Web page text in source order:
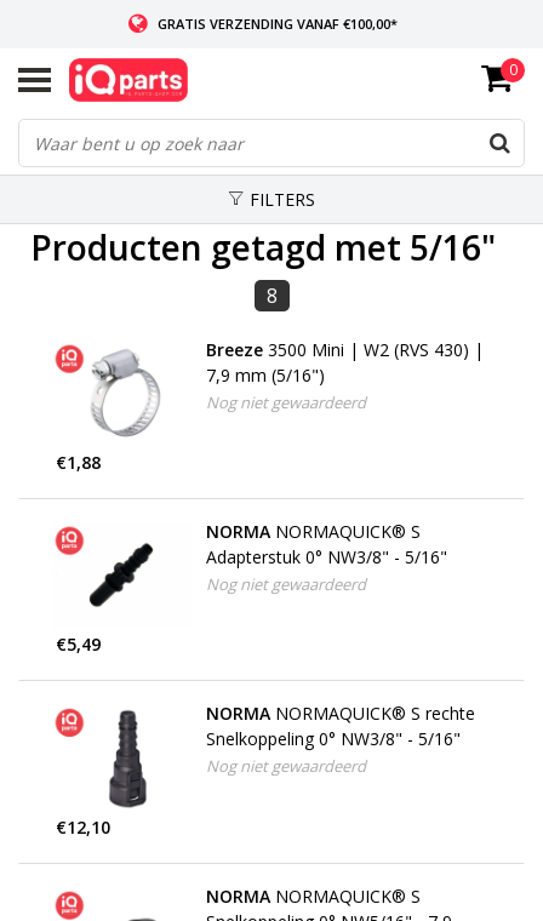
GRATIS VERZENDING VANAF €100,00*
INDIEN VOORRADIG: VOOR 14:00 BESTELD, ZELFDE DAG VERZONDEN
WERELDWIJDE LEVERING
0
FILTERS
Producten getagd met 5/16"
8
Breeze 3500 Mini | W2 (RVS 430) |
7,9 mm (5/16")
Nog niet gewaardeerd
€1,88
NORMA NORMAQUICK® S
Adapterstuk 0° NW3/8" - 5/16"
Nog niet gewaardeerd
€5,49
NORMA NORMAQUICK® S rechte
Snelkoppeling 0° NW3/8" - 5/16"
Nog niet gewaardeerd
€12,10
NORMA NORMAQUICK® S